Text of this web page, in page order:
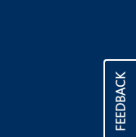
FEEDBACK